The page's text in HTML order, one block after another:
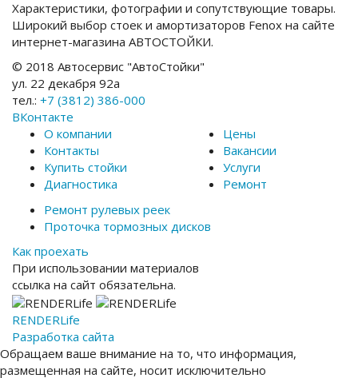
Характеристики, фотографии и сопутствующие товары.
Широкий выбор стоек и амортизаторов Fenox на сайте
интернет-магазина АВТОСТОЙКИ.
© 2018 Автосервис "АвтоСтойки"
ул. 22 декабря 92а
тел.: +7 (3812) 386-000
ВКонтакте
О компании
Контакты
Купить стойки
Диагностика
Цены
Вакансии
Услуги
Ремонт
Ремонт рулевых реек
Проточка тормозных дисков
Как проехать
При использовании материалов
ссылка на сайт обязательна.
RENDERLife
Разработка сайта
Обращаем ваше внимание на то, что информация,
размещенная на сайте, носит исключительно